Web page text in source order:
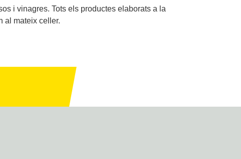
i vinagres. Tots els productes elaborats a la
al mateix celler.